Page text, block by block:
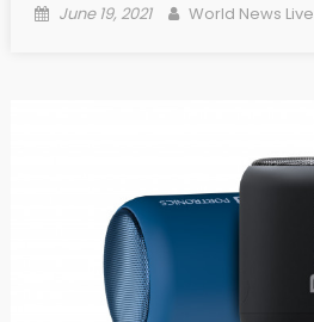
Posted on
June 19, 2021 Author
World News Live